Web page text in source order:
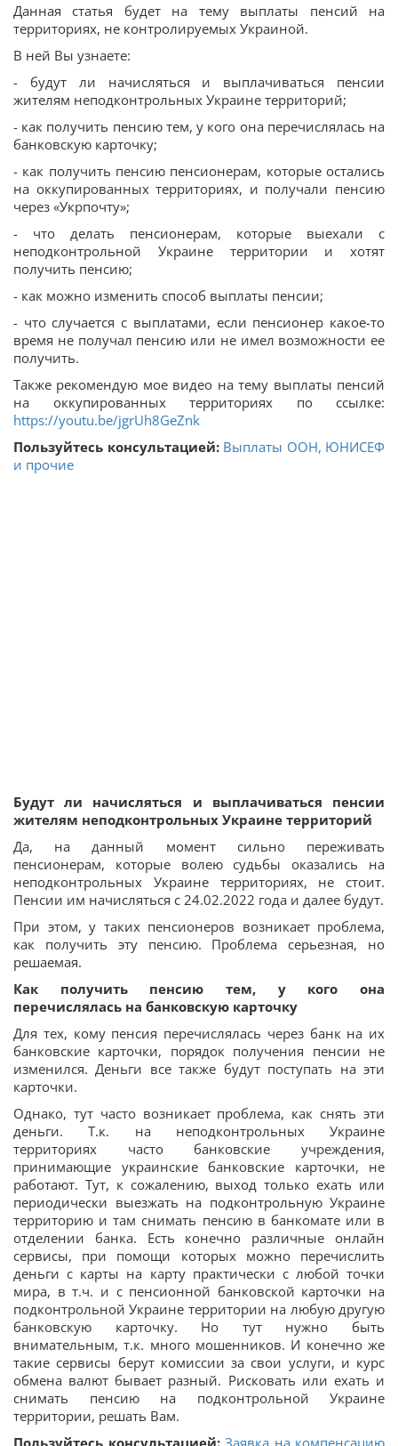
Данная статья будет на тему выплаты пенсий на
территориях, не контролируемых Украиной.
В ней Вы узнаете:
- будут ли начисляться и выплачиваться пенсии
жителям неподконтрольных Украине территорий;
- как получить пенсию тем, у кого она перечислялась на
банковскую карточку;
- как получить пенсию пенсионерам, которые остались
на оккупированных территориях, и получали пенсию
через «Укрпочту»;
- что делать пенсионерам, которые выехали с
неподконтрольной Украине территории и хотят
получить пенсию;
- как можно изменить способ выплаты пенсии;
- что случается с выплатами, если пенсионер какое-то
время не получал пенсию или не имел возможности ее
получить.
Также рекомендую мое видео на тему выплаты пенсий
на оккупированных территориях по ссылке:
https://youtu.be/jgrUh8GeZnk
Пользуйтесь консультацией: Выплаты ООН, ЮНИСЕФ
и прочие
Будут ли начисляться и выплачиваться пенсии
жителям неподконтрольных Украине территорий
Да, на данный момент сильно переживать
пенсионерам, которые волею судьбы оказались на
неподконтрольных Украине территориях, не стоит.
Пенсии им начисляться с 24.02.2022 года и далее будут.
При этом, у таких пенсионеров возникает проблема,
как получить эту пенсию. Проблема серьезная, но
решаемая.
Как получить пенсию тем, у кого она
перечислялась на банковскую карточку
Для тех, кому пенсия перечислялась через банк на их
банковские карточки, порядок получения пенсии не
изменился. Деньги все также будут поступать на эти
карточки.
Однако, тут часто возникает проблема, как снять эти
деньги. Т.к. на неподконтрольных Украине
территориях часто банковские учреждения,
принимающие украинские банковские карточки, не
работают. Тут, к сожалению, выход только ехать или
периодически выезжать на подконтрольную Украине
территорию и там снимать пенсию в банкомате или в
отделении банка. Есть конечно различные онлайн
сервисы, при помощи которых можно перечислить
деньги с карты на карту практически с любой точки
мира, в т.ч. и с пенсионной банковской карточки на
подконтрольной Украине территории на любую другую
банковскую карточку. Но тут нужно быть
внимательным, т.к. много мошенников. И конечно же
такие сервисы берут комиссии за свои услуги, и курс
обмена валют бывает разный. Рисковать или ехать и
снимать пенсию на подконтрольной Украине
территории, решать Вам.
Пользуйтесь консультацией: Заявка на компенсацию